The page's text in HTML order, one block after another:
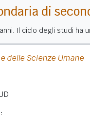
di
Il ciclo degli studi ha
delle Scienze Umane